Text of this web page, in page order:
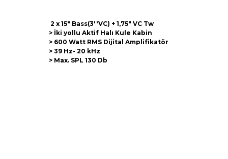
2 x 15" Bass(3''VC) + 1,75" VC Tw
> İki yollu Aktif Halı Kule Kabin
> 600 Watt RMS Dijital Amplifikatör
> 39 Hz- 20 kHz
> Max. SPL 130 Db